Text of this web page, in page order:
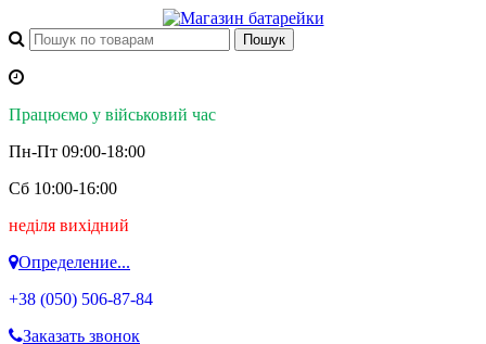
Працюємо у військовий час
Пн-Пт 09:00-18:00
Сб 10:00-16:00
неділя вихідний
Определение...
+38 (050) 506-87-84
Заказать звонок